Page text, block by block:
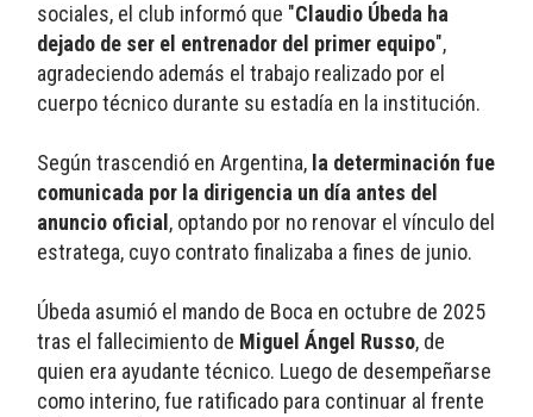
sociales, el club informó que "Claudio Úbeda ha
dejado de ser el entrenador del primer equipo",
agradeciendo además el trabajo realizado por el
cuerpo técnico durante su estadía en la institución.
Según trascendió en Argentina, la determinación fue
comunicada por la dirigencia un día antes del
anuncio oficial , optando por no renovar el vínculo del
estratega, cuyo contrato finalizaba a fines de junio.
Úbeda asumió el mando de Boca en octubre de 2025
tras el fallecimiento de Miguel Ángel Russo, de
quien era ayudante técnico. Luego de desempeñarse
como interino, fue ratificado para continuar al frente